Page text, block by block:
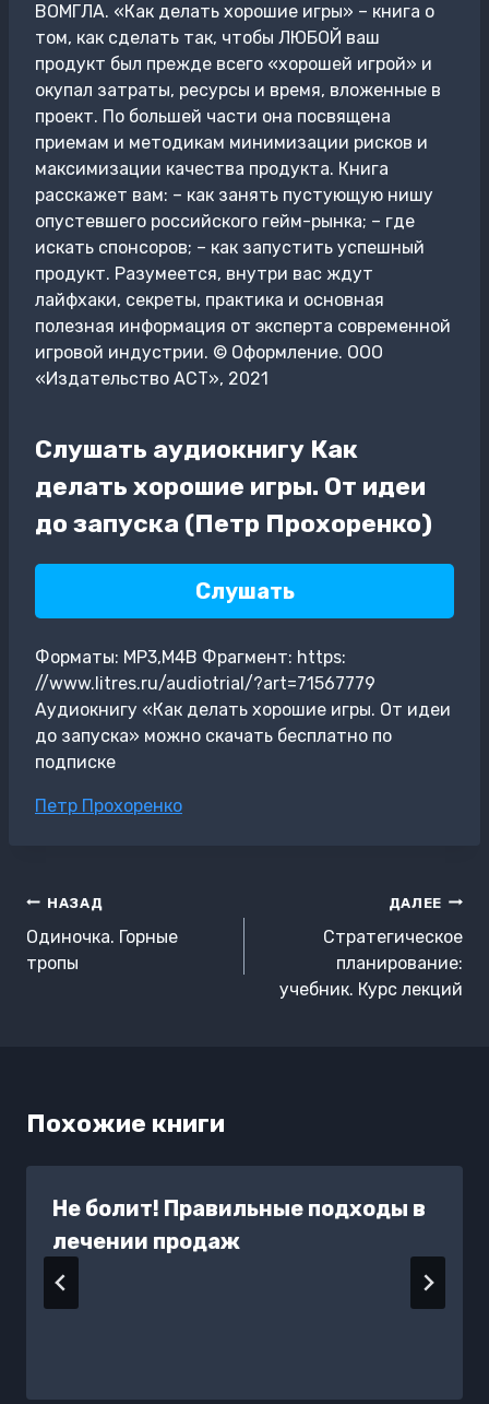
ВОМГЛА. «Как делать хорошие игры» – книга о
том, как сделать так, чтобы ЛЮБОЙ ваш
продукт был прежде всего «хорошей игрой» и
окупал затраты, ресурсы и время, вложенные в
проект. По большей части она посвящена
приемам и методикам минимизации рисков и
максимизации качества продукта. Книга
расскажет вам: – как занять пустующую нишу
опустевшего российского гейм-рынка; – где
искать спонсоров; – как запустить успешный
продукт. Разумеется, внутри вас ждут
лайфхаки, секреты, практика и основная
полезная информация от эксперта современной
игровой индустрии. © Оформление. ООО
«Издательство АСТ», 2021
Слушать аудиокнигу Как
делать хорошие игры. От идеи
до запуска (Петр Прохоренко)
Слушать
Форматы: MP3,M4B Фрагмент: https:
//www.litres.ru/audiotrial/?art=71567779
Аудиокнигу «Как делать хорошие игры. От идеи
до запуска» можно скачать бесплатно по
подписке
Метки
Петр Прохоренко
Навигация
по
записям
НАЗАД
Одиночка. Горные
тропы
ДАЛЕЕ
Стратегическое
планирование:
учебник. Курс лекций
Похожие книги
Не болит! Правильные подходы в
лечении продаж